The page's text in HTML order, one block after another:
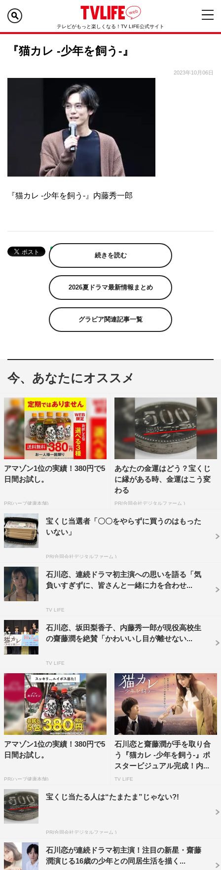
テレビがもっと楽しくなる！TV LIFE公式サイト
『猫カレ -少年を飼う-』
2023年10月06日
『猫カレ -少年を飼う-』内藤秀一郎
続きを読む
2026夏ドラマ最新情報まとめ
グラビア関連記事一覧
今、あなたにオススメ
アマゾン1位の実績！380円で5
日間お試し。
PR(ハーブ健康本舗)
あなたの金運はどう？宝くじ
に縁がある時、金運はこう変
わる
PR(合同会社デジタルファーム )
宝くじ当選者「〇〇をやらずに買うのはもった
いない」
PR(合同会社デジタルファーム )
石川恋、連続ドラマ初主演への思いを語る「気
負いすぎずに、皆さんと一緒に力を合わせ...
TV LIFE
石川恋、坂田梨香子、内藤秀一郎が現役高校生
の齋藤潤を絶賛「かわいいし目が離せない...
TV LIFE
アマゾン1位の実績！380円で5
日間お試し。
PR(ハーブ健康本舗)
石川恋と齋藤潤が手を取り合
う『猫カレ -少年を飼う-』ポ
スタービジュアル完成！内...
TV LIFE
宝くじ当たる人は“たまたま”じゃない?!
PR(合同会社デジタルファーム )
石川恋が連続ドラマ初主演！注目の新星・齋藤
潤演じる16歳の少年との同居生活を描く...